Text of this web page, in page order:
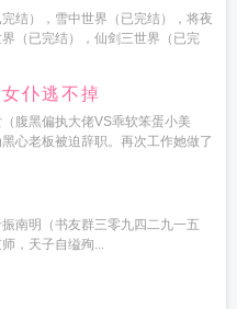
结），雪中世界（已完结），将夜
（已完结），仙剑三世界（已完
仆逃不掉
腹黑偏执大佬VS乖软笨蛋小美
心老板被迫辞职。再次工作她做了
南明（书友群三零九四二九一五
，天子自缢殉...